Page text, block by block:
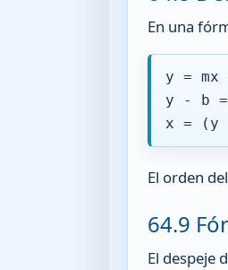
En una
y = mx
y - b =
x = (y
El orden
64.9
El despeje